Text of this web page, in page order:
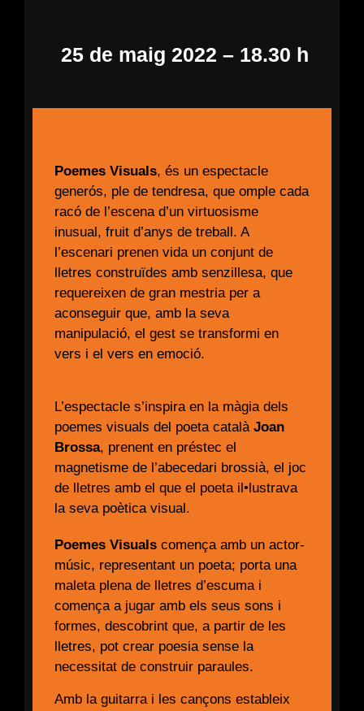
25 de maig 2022 – 18.30 h
Poemes Visuals, és un espectacle
generós, ple de tendresa, que omple cada
racó de l’escena d’un virtuosisme
inusual, fruit d’anys de treball. A
l’escenari prenen vida un conjunt de
lletres construïdes amb senzillesa, que
requereixen de gran mestria per a
aconseguir que, amb la seva
manipulació, el gest se transformi en
vers i el vers en emoció.
L’espectacle s’inspira en la màgia dels
poemes visuals del poeta catalàJoan
Brossa, prenent en préstec el
magnetisme de l’abecedari brossià, el joc
de lletres amb el que el poeta il•lustrava
la seva poètica visual.
Poemes Visuals comença amb un actor-
músic, representant un poeta; porta una
maleta plena de lletres d’escuma i
comença a jugar amb els seus sons i
formes, descobrint que, a partir de les
lletres, pot crear poesia sense la
necessitat de construir paraules.
Amb la guitarra i les cançons estableix